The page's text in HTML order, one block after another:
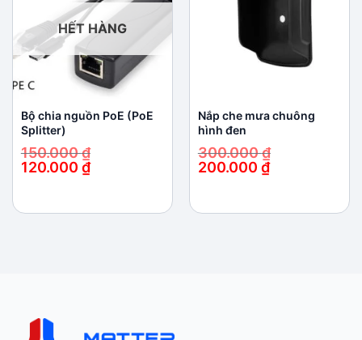
HẾT HÀNG
Bộ chia nguồn PoE (PoE
Splitter)
150.000₫
150.000 ₫.
120.000 ₫
là:
Nắp che mưa chuông
hình đen
300.000₫
300.000 ₫.
200.000 ₫
là: